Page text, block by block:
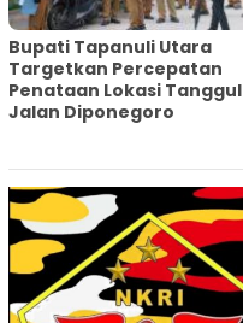
‎Bupati Tapanuli Utara
Targetkan Percepatan
Penataan Lokasi Tanggul
Jalan Diponegoro